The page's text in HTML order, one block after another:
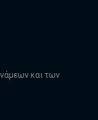
και των